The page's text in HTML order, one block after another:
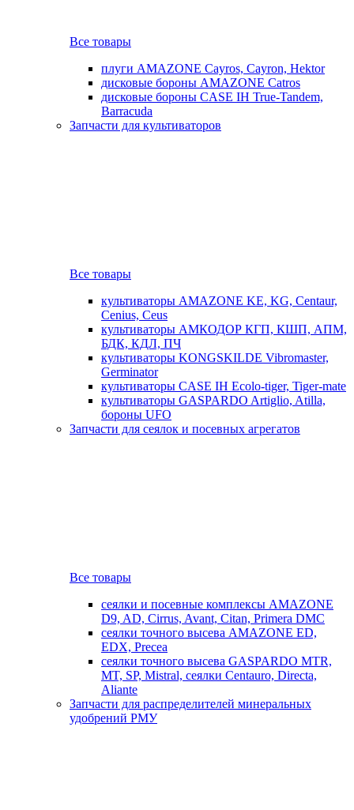
Все товары
плуги AMAZONE Cayros, Cayron, Hektor
дисковые бороны AMAZONE Catros
дисковые бороны CASE IH True-Tandem,
Barracuda
Запчасти для культиваторов
Все товары
культиваторы AMAZONE KE, KG, Centaur,
Cenius, Ceus
культиваторы АМКОДОР КГП, КШП, АПМ,
БДК, КДЛ, ПЧ
культиваторы KONGSKILDE Vibromaster,
Germinator
культиваторы CASE IH Ecolo-tiger, Tiger-mate
культиваторы GASPARDO Artiglio, Atilla,
бороны UFO
Запчасти для сеялок и посевных агрегатов
Все товары
сеялки и посевные комплексы AMAZONE
D9, AD, Cirrus, Avant, Citan, Primera DMC
сеялки точного высева AMAZONE ED,
EDX, Precea
сеялки точного высева GASPARDO MTR,
MT, SP, Mistral, сеялки Centauro, Directa,
Aliante
Запчасти для распределителей минеральных
удобрений РМУ